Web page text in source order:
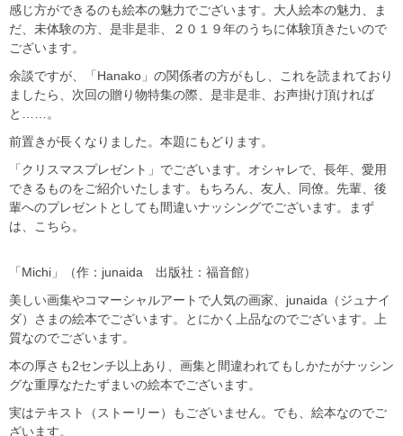
感じ方ができるのも絵本の魅力でございます。大人絵本の魅力、ま
だ、未体験の方、是非是非、２０１９年のうちに体験頂きたいので
ございます。
余談ですが、「Hanako」の関係者の方がもし、これを読まれており
ましたら、次回の贈り物特集の際、是非是非、お声掛け頂ければ
と……。
前置きが長くなりました。本題にもどります。
「クリスマスプレゼント」でございます。オシャレで、長年、愛用
できるものをご紹介いたします。もちろん、友人、同僚。先輩、後
輩へのプレゼントとしても間違いナッシングでございます。まず
は、こちら。
「Michi」（作：junaida 出版社：福音館）
美しい画集やコマーシャルアートで人気の画家、junaida（ジュナイ
ダ）さまの絵本でございます。とにかく上品なのでございます。上
質なのでございます。
本の厚さも2センチ以上あり、画集と間違われてもしかたがナッシン
グな重厚なたたずまいの絵本でございます。
実はテキスト（ストーリー）もございません。でも、絵本なのでご
ざいます。